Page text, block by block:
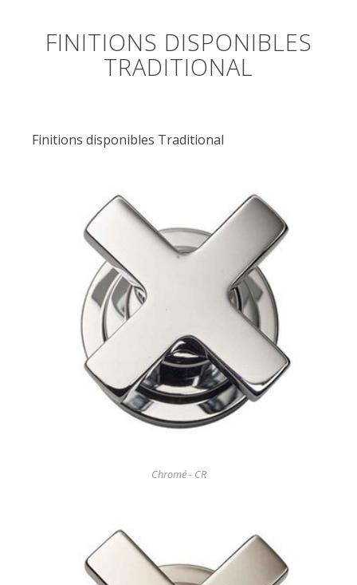
FINITIONS DISPONIBLES
TRADITIONAL
Finitions disponibles Traditional
Chromé - CR